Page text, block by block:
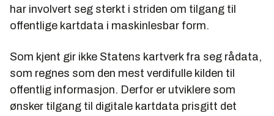
har involvert seg sterkt i striden om tilgang til
offentlige kartdata i maskinlesbar form.
Som kjent gir ikke Statens kartverk fra seg rådata,
som regnes som den mest verdifulle kilden til
offentlig informasjon. Derfor er utviklere som
ønsker tilgang til digitale kartdata prisgitt det